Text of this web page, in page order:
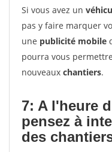
Si vous avez un
pas y faire marquer
une publicité mobile
pourra vous
nouveaux chantiers.
7: A l'heure
pensez à
des